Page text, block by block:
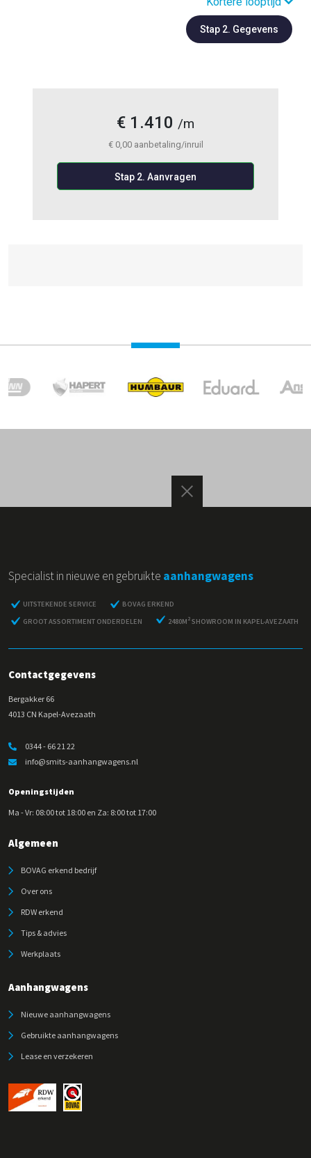
Specialist in nieuwe en gebruikte aanhangwagens
UITSTEKENDE SERVICE
BOVAG ERKEND
GROOT ASSORTIMENT ONDERDELEN
2480M 2SHOWROOM IN KAPEL-AVEZAATH
Contactgegevens
Bergakker 66
4013 CN Kapel-Avezaath
0344 - 66 21 22
info@smits-aanhangwagens.nl
Openingstijden
Ma - Vr: 08:00 tot 18:00 en Za: 8:00 tot 17:00
Algemeen
BOVAG erkend bedrijf
Over ons
RDW erkend
Tips & advies
Werkplaats
Aanhangwagens
Nieuwe aanhangwagens
Gebruikte aanhangwagens
Lease en verzekeren